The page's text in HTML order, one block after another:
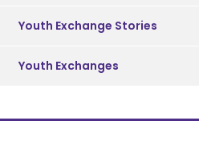
Youth Exchange Stories
Youth Exchanges